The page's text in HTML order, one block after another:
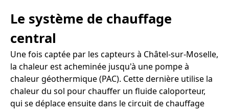
Le système de chauffage
central
Une fois captée par les capteurs à Châtel-sur-Moselle,
la chaleur est acheminée jusqu'à une pompe à
chaleur géothermique (PAC). Cette dernière utilise la
chaleur du sol pour chauffer un fluide caloporteur,
qui se déplace ensuite dans le circuit de chauffage